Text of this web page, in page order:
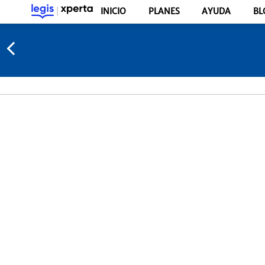
INICIO PLANES AYUDA